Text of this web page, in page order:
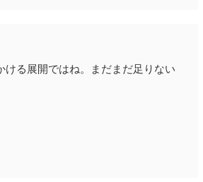
る展開ではね。まだまだ足りない